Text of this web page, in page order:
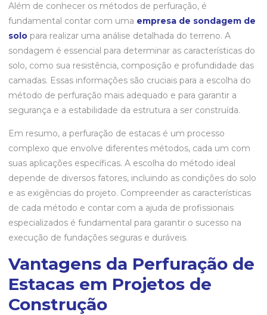
Além de conhecer os métodos de perfuração, é
fundamental contar com uma empresa de sondagem de
solo para realizar uma análise detalhada do terreno. A
sondagem é essencial para determinar as características do
solo, como sua resistência, composição e profundidade das
camadas. Essas informações são cruciais para a escolha do
método de perfuração mais adequado e para garantir a
segurança e a estabilidade da estrutura a ser construída.
Em resumo, a perfuração de estacas é um processo
complexo que envolve diferentes métodos, cada um com
suas aplicações específicas. A escolha do método ideal
depende de diversos fatores, incluindo as condições do solo
e as exigências do projeto. Compreender as características
de cada método e contar com a ajuda de profissionais
especializados é fundamental para garantir o sucesso na
execução de fundações seguras e duráveis.
Vantagens da Perfuração de
Estacas em Projetos de
Construção